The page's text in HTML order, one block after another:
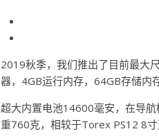
2019秋季，我们推出了目前最大
器，4GB运行内存，64GB存储内
超大内置电池14600毫安，在导
重760克，相较于Torex PS12 8寸